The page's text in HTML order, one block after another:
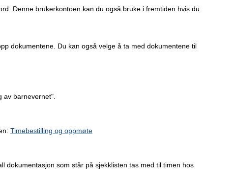
Denne brukerkontoen kan du også bruke i fremtiden hvis du
dokumentene. Du kan også velge å ta med dokumentene til
av barnevernet".
Timebestilling og oppmøte
dokumentasjon som står på sjekklisten tas med til timen hos